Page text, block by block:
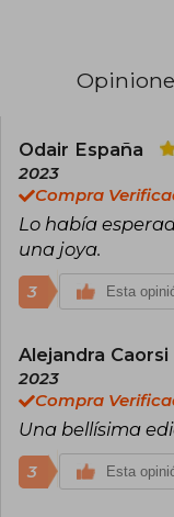
Odair España
2023
Compra
Lo había
una joya.
3 Esta
Alejandra Caorsi
2023
Compra
Una bellísima
3 Esta